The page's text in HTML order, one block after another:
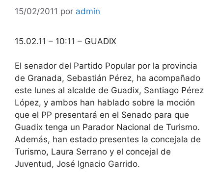
15/02/2011 por admin
15.02.11 – 10:11 – GUADIX
El senador del Partido Popular por la provincia
de Granada, Sebastián Pérez, ha acompañado
este lunes al alcalde de Guadix, Santiago Pérez
López, y ambos han hablado sobre la moción
que el PP presentará en el Senado para que
Guadix tenga un Parador Nacional de Turismo.
Además, han estado presentes la concejala de
Turismo, Laura Serrano y el concejal de
Juventud, José Ignacio Garrido.